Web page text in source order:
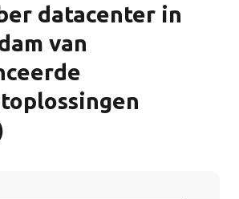
datacenter in
van